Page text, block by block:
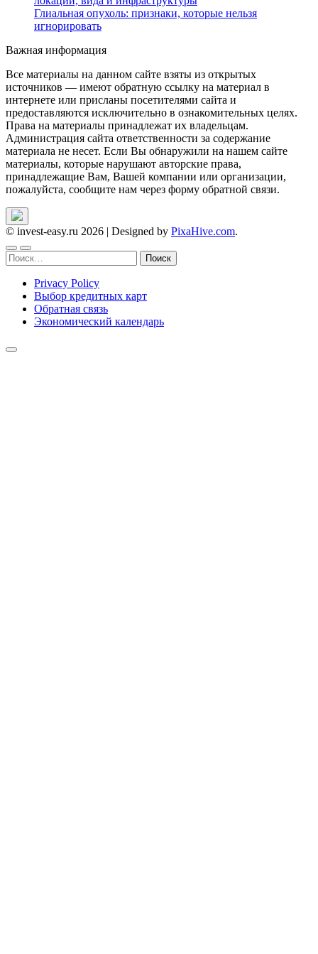
Глиальная опухоль: признаки, которые нельзя
игнорировать
Важная информация
Все материалы на данном сайте взяты из открытых
источников — имеют обратную ссылку на материал в
интернете или присланы посетителями сайта и
предоставляются исключительно в ознакомительных целях.
Права на материалы принадлежат их владельцам.
Администрация сайта ответственности за содержание
материала не несет. Если Вы обнаружили на нашем сайте
материалы, которые нарушают авторские права,
принадлежащие Вам, Вашей компании или организации,
пожалуйста, сообщите нам через форму обратной связи.
© invest-easy.ru 2026 | Designed by PixaHive.com.
Найти:
Privacy Policy
Выбор кредитных карт
Обратная связь
Экономический календарь